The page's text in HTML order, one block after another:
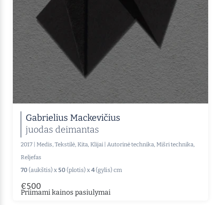
Gabrielius Mackevičius
juodas deimantas
2017 | Medis, Tekstilė, Kita, Klijai | Autorinė technika, Mišri technika,
Reljefas
70 (aukštis) x50 (plotis) x4(gylis) cm
€500
Priimami kainos pasiulymai